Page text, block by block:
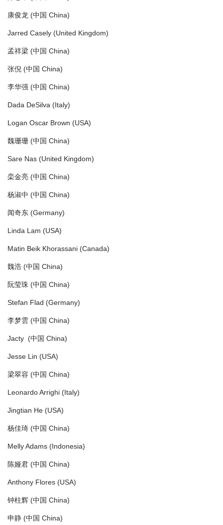
康俊龙 (中国 China)
Jarred Casely (United Kingdom)
孟祥梁 (中国 China)
张倪 (中国 China)
李华强 (中国 China)
Dada DeSilva (Italy)
Logan Oscar Brown (USA)
魏珊珊 (中国 China)
Sare Nas (United Kingdom)
栾金亮 (中国 China)
杨淑中 (中国 China)
闻奇东 (Germany)
Linda Lam (USA)
Matin Beik Khorassani (Canada)
魏浩 (中国 China)
阮莹珠 (中国 China)
Stefan Flad (Germany)
李梦雲 (中国 China)
Jacty (中国 China)
Jesse Lin (USA)
梁翠容 (中国 China)
Leonardo Arrighi (Italy)
Jingtian He (USA)
杨佳琦 (中国 China)
Melly Adams (Indonesia)
陈娅君 (中国 China)
Anthony Flores (USA)
钟柱辉 (中国 China)
申静 (中国 China)